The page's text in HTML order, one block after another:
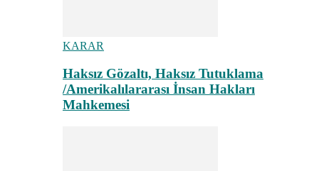
KARAR
Haksız Gözaltı, Haksız Tutuklama
/Amerikalılararası İnsan Hakları
Mahkemesi